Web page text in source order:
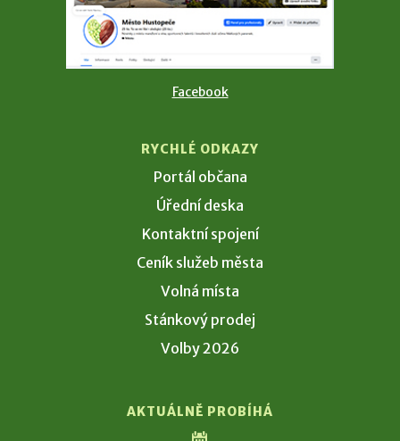
Facebook
RYCHLÉ ODKAZY
Portál občana
Úřední deska
Kontaktní spojení
Ceník služeb města
Volná místa
Stánkový prodej
Volby 2026
AKTUÁLNĚ PROBÍHÁ